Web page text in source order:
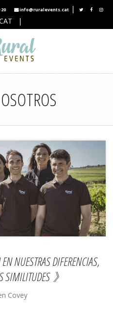
20 info@ruralevents.cat |
|
EN NUESTRAS DIFERENCIAS,
SIMILITUDES 》
Covey